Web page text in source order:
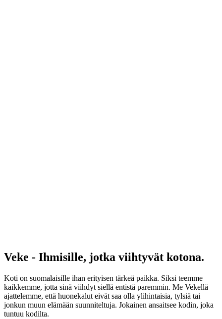
Veke - Ihmisille, jotka viihtyvät kotona.
Koti on suomalaisille ihan erityisen tärkeä paikka. Siksi teemme
kaikkemme, jotta sinä viihdyt siellä entistä paremmin. Me Vekellä
ajattelemme, että huonekalut eivät saa olla ylihintaisia, tylsiä tai
jonkun muun elämään suunniteltuja. Jokainen ansaitsee kodin, joka
tuntuu kodilta.